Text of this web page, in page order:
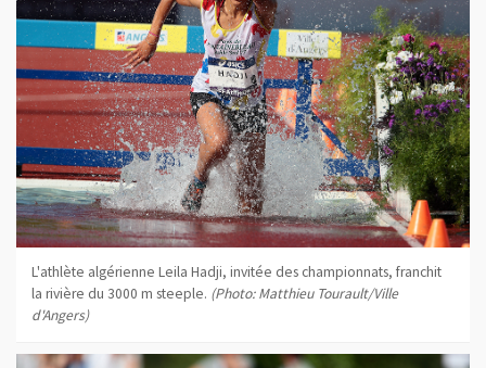
L'athlète algérienne Leila Hadji, invitée des championnats, franchit
la rivière du 3000 m steeple. (Photo: Matthieu Tourault/Ville
d'Angers)